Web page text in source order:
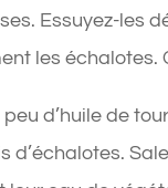
Essuyez-les
les échalotes.
d’huile de
d’échalotes.